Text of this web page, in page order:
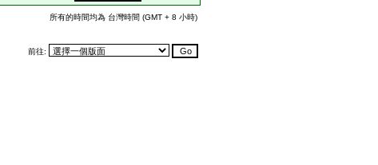
所有的時間均為 台灣時間 (GMT + 8 小時)
前往: